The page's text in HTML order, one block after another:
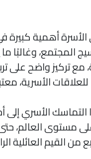
أهمية كبيرة
المجتمع، وغالبًا
تركيز واضح على
للعلاقات الأسرية،
التماسك الأسري إلى
مستوى العالم،
من القيم العائلية